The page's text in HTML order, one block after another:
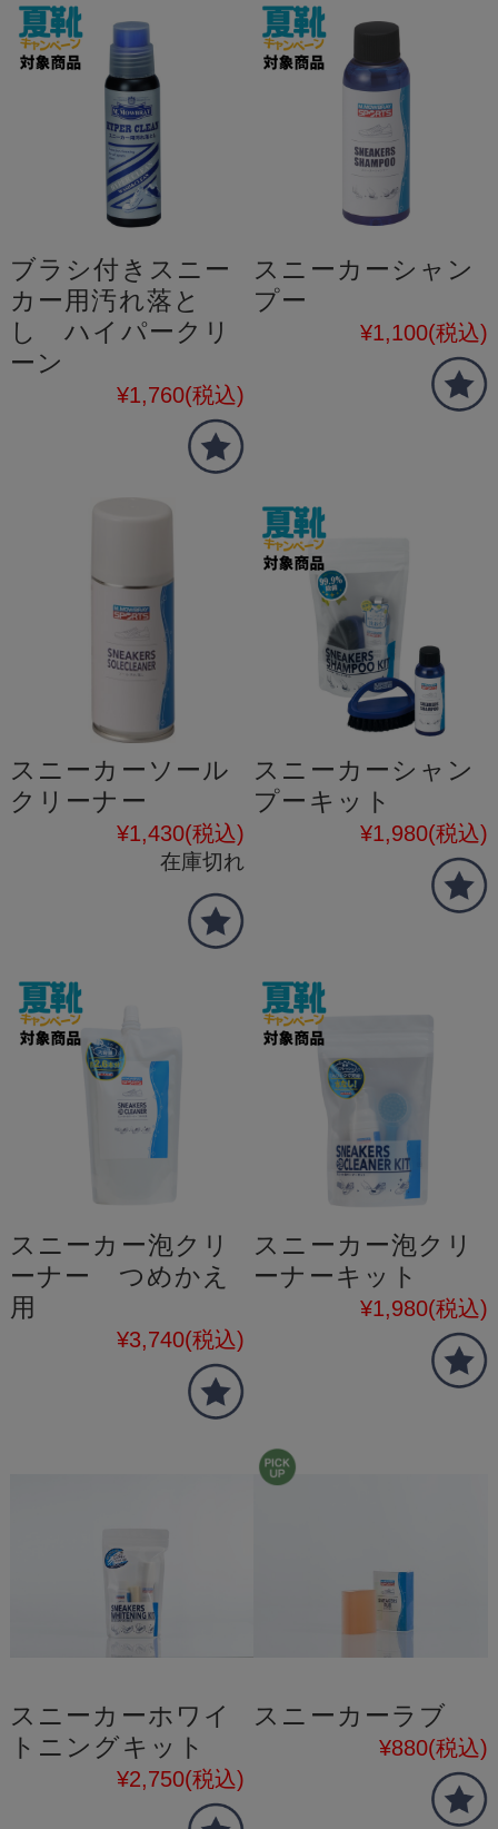
ブラシ付きスニー
カー用汚れ落と
し ハイパークリ
ーン
¥1,760(税込)
スニーカーシャン
プー
¥1,100(税込)
スニーカーソール
クリーナー
¥1,430(税込)
在庫切れ
スニーカーシャン
プーキット
¥1,980(税込)
スニーカー泡クリ
ーナー つめかえ
用
¥3,740(税込)
スニーカー泡クリ
ーナーキット
¥1,980(税込)
スニーカーホワイ
トニングキット
¥2,750(税込)
スニーカーラブ
¥880(税込)